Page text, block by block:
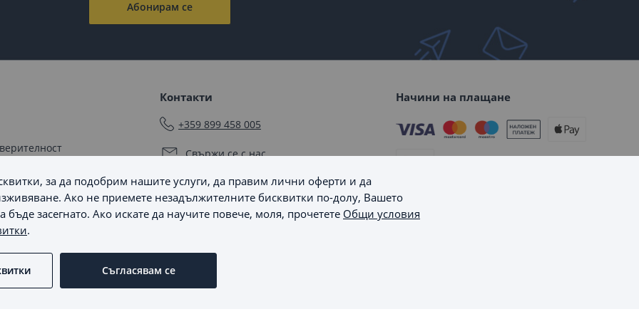
Абонирам се
Контакти
+359 899 458 005
Свържи се с нас
Последвайте ни
Начини на плащане
Начини на доставка
за да подобрим нашите услуги, да правим лични оферти и да
Ако не приемете незадължителните бисквитки по-долу, Вашето
засегнато. Ако искате да научите повече, моля, прочетете Общи условия
.
Съгласявам се